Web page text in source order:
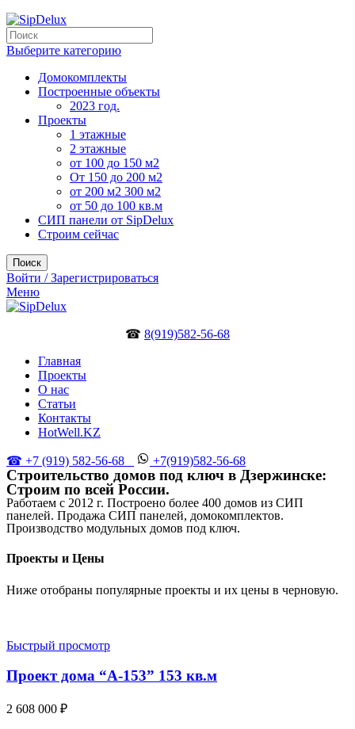
Выберите категорию
Домокомплекты
Построенные объекты
2023 год.
Проекты
1 этажные
2 этажные
от 100 до 150 м2
От 150 до 200 м2
от 200 м2 300 м2
от 50 до 100 кв.м
СИП панели от SipDelux
Строим сейчас
Поиск
Войти / Зарегистрироваться
Меню
☎ 8(919)582-56-68
Главная
Проекты
О нас
Статьи
Контакты
HotWell.KZ
☎ +7 (919) 582-56-68 +7(919)582-56-68
Строительство домов под ключ в Дзержинске:
Cтроим по всей России.
Работаем с 2012 г. Построено более 400 домов из СИП
панелей. Продажа СИП панелей, домокомплектов.
Производство модульных домов под ключ.
Проекты и Цены
Ниже отобраны популярные проекты и их цены в черновую.
Быстрый просмотр
Проект дома “А-153” 153 кв.м
2 608 000 ₽